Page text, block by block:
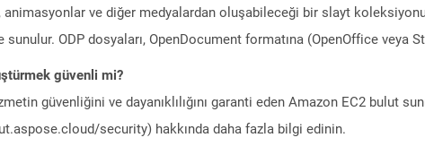
ve diğer medyalardan oluşabileceği bir slayt
ODP dosyaları, OpenDocument formatına (OpenOffice veya
güvenli mi?
güvenliğini ve dayanıklılığını garanti eden Amazon EC2 bulut
security) hakkında daha fazla bilgi edinin.